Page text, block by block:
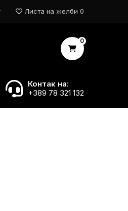
Листа на желби 0
0
Контак на:
+389 78 321 132